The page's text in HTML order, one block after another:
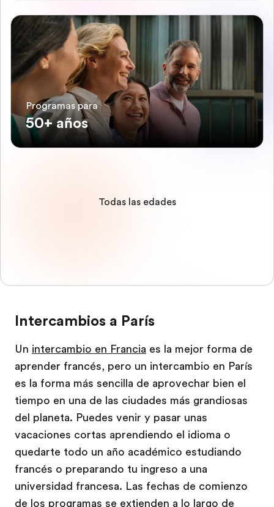
Programas para
50+ años
Todas las edades
Intercambios a París
Un intercambio en Francia es la mejor forma de
aprender francés, pero un intercambio en París
es la forma más sencilla de aprovechar bien el
tiempo en una de las ciudades más grandiosas
del planeta. Puedes venir y pasar unas
vacaciones cortas aprendiendo el idioma o
quedarte todo un año académico estudiando
francés o preparando tu ingreso a una
universidad francesa. Las fechas de comienzo
de los programas se extienden a lo largo de